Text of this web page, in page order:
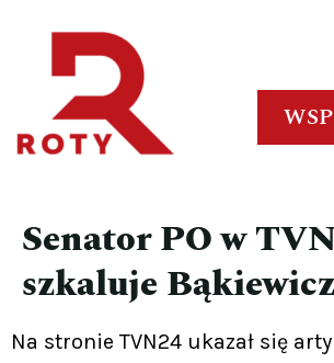
Senator PO w
szkaluje
Na stronie TVN24 ukazał się